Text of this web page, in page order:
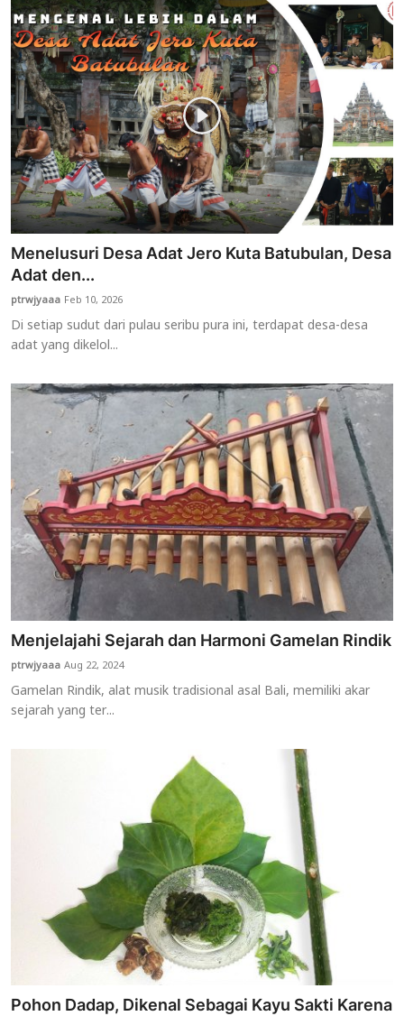
Menelusuri Desa Adat Jero Kuta Batubulan, Desa
Adat den...
ptrwjyaaa Feb 10, 2026
Di setiap sudut dari pulau seribu pura ini, terdapat desa-desa
adat yang dikelol...
Menjelajahi Sejarah dan Harmoni Gamelan Rindik
ptrwjyaaaAug 22, 2024
Gamelan Rindik, alat musik tradisional asal Bali, memiliki akar
sejarah yang ter...
Pohon Dadap, Dikenal Sebagai Kayu Sakti Karena